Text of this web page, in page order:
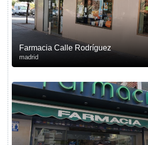
Farmacia Calle Rodríguez
madrid